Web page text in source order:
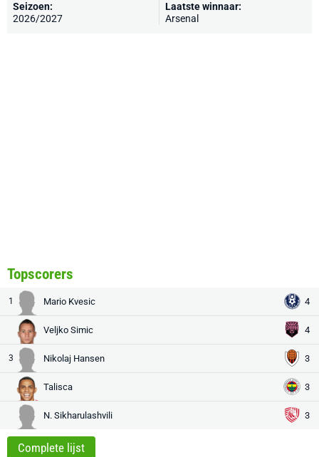
Seizoen:
2026/2027
Laatste winnaar:
Arsenal
Topscorers
1 Mario Kvesic 4
Veljko Simic 4
3 Nikolaj Hansen 3
Talisca 3
N. Sikharulashvili 3
Complete lijst